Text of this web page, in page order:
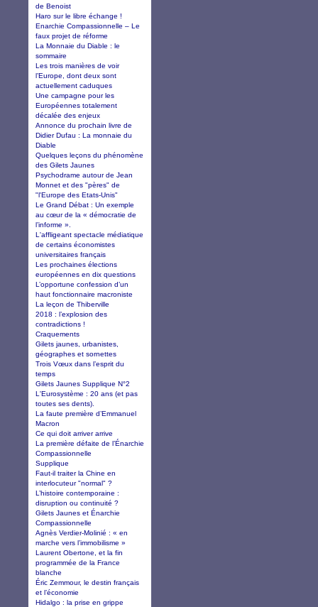
de Benoist
Haro sur le libre échange !
Enarchie Compassionnelle – Le
faux projet de réforme
La Monnaie du Diable : le
sommaire
Les trois manières de voir
l’Europe, dont deux sont
actuellement caduques
Une campagne pour les
Européennes totalement
décalée des enjeux
Annonce du prochain livre de
Didier Dufau : La monnaie du
Diable
Quelques leçons du phénomène
des Gilets Jaunes
Psychodrame autour de Jean
Monnet et des "pères" de
"l'Europe des Etats-Unis"
Le Grand Débat : Un exemple
au cœur de la « démocratie de
l’informe ».
L'affligeant spectacle médiatique
de certains économistes
universitaires français
Les prochaines élections
européennes en dix questions
L’opportune confession d’un
haut fonctionnaire macroniste
La leçon de Thiberville
2018 : l’explosion des
contradictions !
Craquements
Gilets jaunes, urbanistes,
géographes et sornettes
Trois Vœux dans l’esprit du
temps
Gilets Jaunes Supplique N°2
L'Eurosystème : 20 ans (et pas
toutes ses dents).
La faute première d’Emmanuel
Macron
Ce qui doit arriver arrive
La première défaite de l’Énarchie
Compassionnelle
Supplique
Faut-il traiter la Chine en
interlocuteur "normal" ?
L’histoire contemporaine :
disruption ou continuité ?
Gilets Jaunes et Énarchie
Compassionnelle
Agnès Verdier-Molinié : « en
marche vers l’immobilisme »
Laurent Obertone, et la fin
programmée de la France
blanche
Éric Zemmour, le destin français
et l’économie
Hidalgo : la prise en grippe